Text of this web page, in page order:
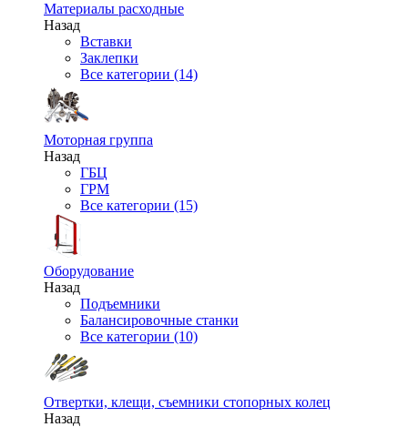
Материалы расходные
Назад
Вставки
Заклепки
Все категории (14)
Моторная группа
Назад
ГБЦ
ГРМ
Все категории (15)
Оборудование
Назад
Подъемники
Балансировочные станки
Все категории (10)
Отвертки, клещи, съемники стопорных колец
Назад